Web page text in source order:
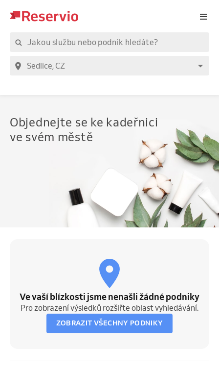
Objednejte se ke kadeřnici
ve svém městě
Ve vaší blízkosti jsme nenašli žádné podniky
Pro zobrazení výsledků rozšiřte oblast vyhledávání.
ZOBRAZIT VŠECHNY PODNIKY